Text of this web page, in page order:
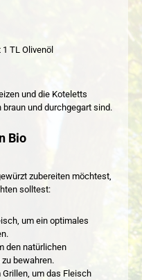
TL Olivenöl
und die Koteletts
und durchgegart sind.
Bio
zubereiten möchtest,
solltest:
um ein optimales
den natürlichen
bewahren.
um das Fleisch